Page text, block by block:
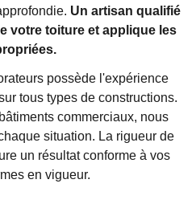
Un artisan qualifié
votre toiture et applique les
possède l'expérience
tous types de constructions.
commerciaux, nous
situation. La rigueur de
un résultat conforme à vos
en vigueur.